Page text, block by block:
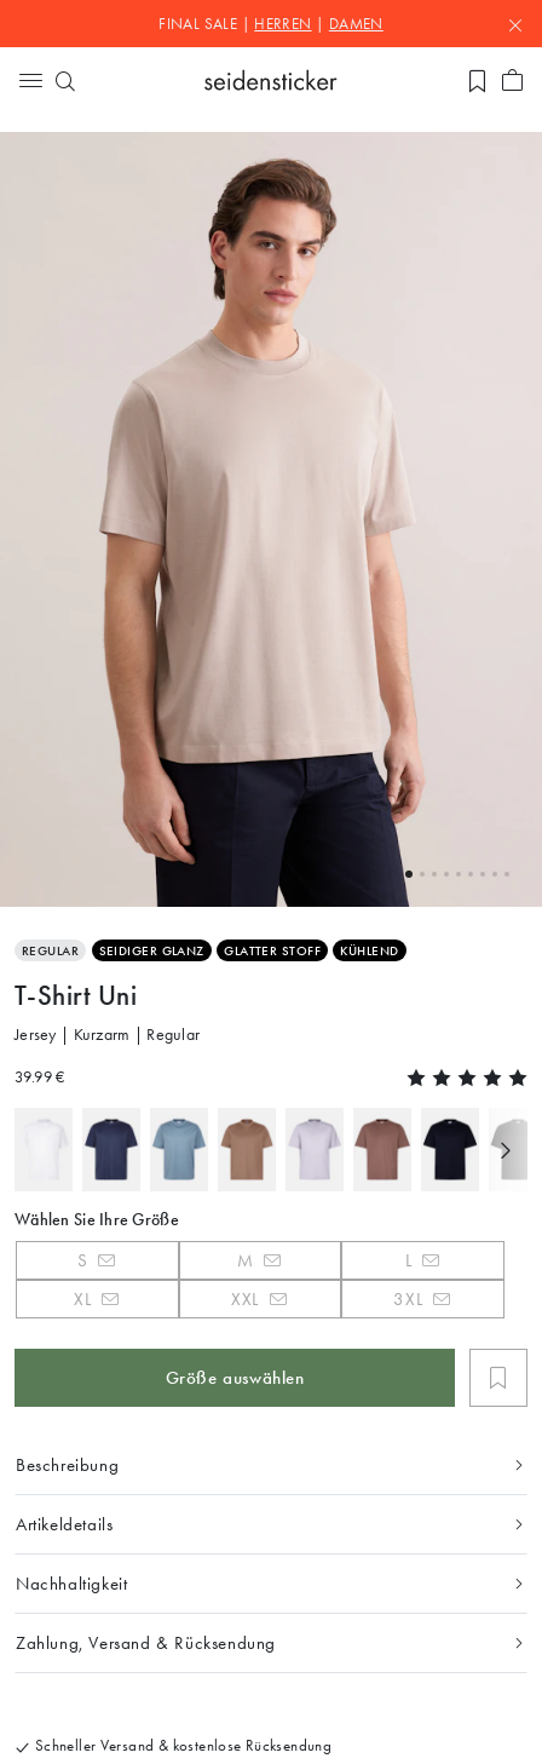
FINAL SALE | HERREN DAMEN
REGULAR SEIDIGER GLANZ GLATTER STOFF KÜHLEND
T-Shirt Uni
Jersey | Kurzarm | Regular
39.99 €
Wählen Sie Ihre Größe
S M
L
XL
XXL 3XL
Größe auswählen
Beschreibung
Artikeldetails
Nachhaltigkeit
Zahlung, Versand & Rücksendung
Schneller Versand & kostenlose Rücksendung